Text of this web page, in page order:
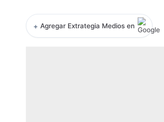
+ Agregar Extrategia Medios en